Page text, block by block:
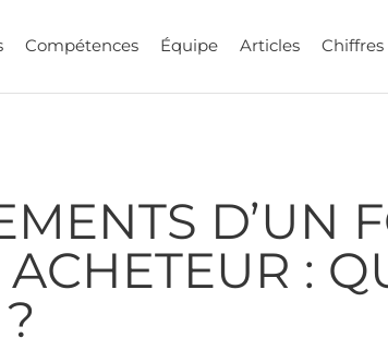
Compétences Équipe Articles
D’UN
: